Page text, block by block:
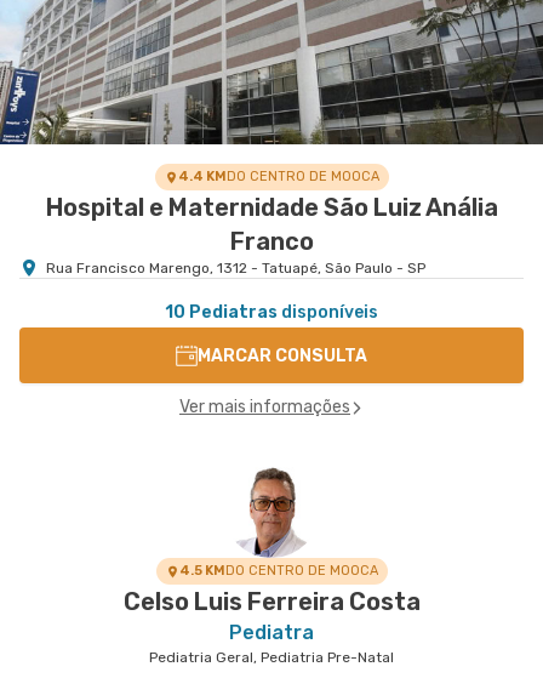
Rua Das Perobas nr. 344 - Jabaquara, Sao Paulo
- SP
VER MAPA
4.4 KMDO CENTRO DE MOOCA
Hospital e Maternidade São Luiz Anália
Franco
Rua Francisco Marengo, 1312 - Tatuapé, São Paulo - SP
10 Pediatras disponíveis
MARCAR CONSULTA
Ver mais informações
4.5 KMDO CENTRO DE MOOCA
Celso Luis Ferreira Costa
Pediatra
Pediatria Geral, Pediatria Pre-Natal